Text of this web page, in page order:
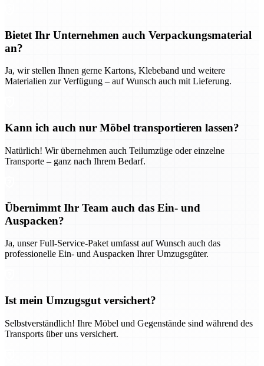
Bietet Ihr Unternehmen auch Verpackungsmaterial
an?
Ja, wir stellen Ihnen gerne Kartons, Klebeband und weitere
Materialien zur Verfügung – auf Wunsch auch mit Lieferung.
Kann ich auch nur Möbel transportieren lassen?
Natürlich! Wir übernehmen auch Teilumzüge oder einzelne
Transporte – ganz nach Ihrem Bedarf.
Übernimmt Ihr Team auch das Ein- und
Auspacken?
Ja, unser Full-Service-Paket umfasst auf Wunsch auch das
professionelle Ein- und Auspacken Ihrer Umzugsgüter.
Ist mein Umzugsgut versichert?
Selbstverständlich! Ihre Möbel und Gegenstände sind während des
Transports über uns versichert.